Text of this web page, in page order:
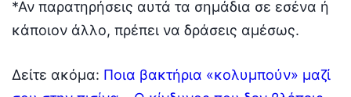
*Αν παρατηρήσεις αυτά τα σημάδια σε εσένα ή
κάποιον άλλο, πρέπει να δράσεις αμέσως.
Δείτε ακόμα: Ποια βακτήρια «κολυμπούν» μαζί